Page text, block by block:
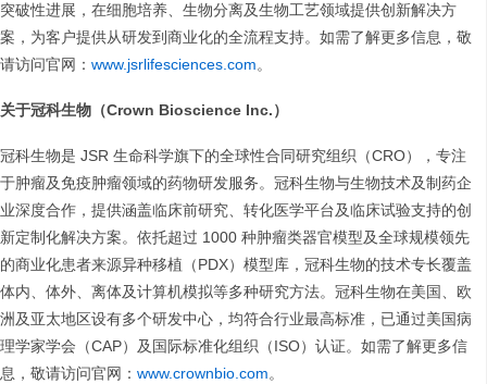
突破性进展，在细胞培养、生物分离及生物工艺领域提供创新解决方
案，为客户提供从研发到商业化的全流程支持。如需了解更多信息，敬
请访问官网： www.jsrlifesciences.com。
关于冠科生物（Crown Bioscience Inc.）
冠科生物是 JSR 生命科学旗下的全球性合同研究组织（CRO），专注
于肿瘤及免疫肿瘤领域的药物研发服务。冠科生物与生物技术及制药企
业深度合作，提供涵盖临床前研究、转化医学平台及临床试验支持的创
新定制化解决方案。依托超过 1000 种肿瘤类器官模型及全球规模领先
的商业化患者来源异种移植（PDX）模型库，冠科生物的技术专长覆盖
体内、体外、离体及计算机模拟等多种研究方法。冠科生物在美国、欧
洲及亚太地区设有多个研发中心，均符合行业最高标准，已通过美国病
理学家学会（CAP）及国际标准化组织（ISO）认证。如需了解更多信
息，敬请访问官网： www.crownbio.com。